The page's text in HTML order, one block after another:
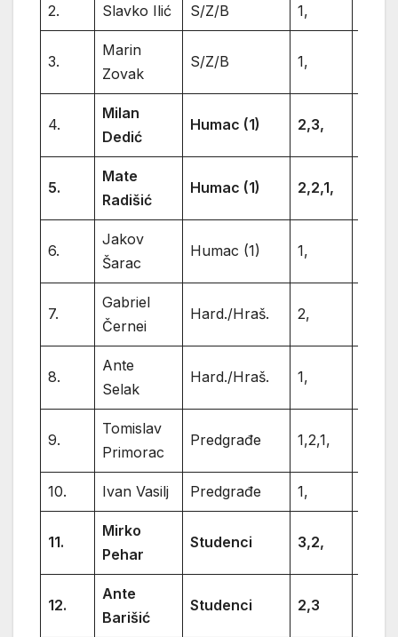
2. Slavko Ilić S/Z/B 1,
3.
Marin
Zovak
S/Z/B 1,
4.
Milan
Dedić
Humac (1) 2,3,
5.
Mate
Radišić
Humac (1) 2,2,1,
6.
Jakov
Šarac
Humac (1) 1,
7.
Gabriel
Černei
Hard./Hraš. 2,
8.
Ante
Selak
Hard./Hraš. 1,
9.
Tomislav
Primorac
Predgrađe 1,2,1,
10. Ivan Vasilj Predgrađe 1,
11.
Mirko
Pehar
Studenci 3,2,
12.
Ante
Barišić
Studenci 2,3